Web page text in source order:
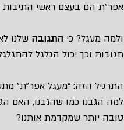
אפר”ת הם בעצם ראשי
ולמה מעגל? כי התגובה שלנו
תגובות וכך יכול הגלגל
התרגיל הזה: “מעגל אפר”ת”
למה הגבנו כמו שהגבנו, האם
טובה יותר שמקדמת אותנו?